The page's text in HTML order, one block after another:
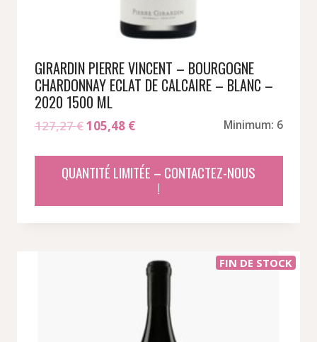
GIRARDIN PIERRE VINCENT – BOURGOGNE
CHARDONNAY ECLAT DE CALCAIRE – BLANC –
2020 1500 ML
127,27€Le
initial
était :
105,48 €Le
actuel
est :
Minimum: 6
QUANTITÉ LIMITÉE – CONTACTEZ-NOUS
!
FIN DE STOCK